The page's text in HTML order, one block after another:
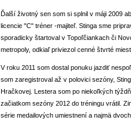
Ďalší životný sen som si splnil v máji 2009
licencie "C" tréner -majiteľ. Stinga sme
sporadicky štartoval v Topoľčiankach či
metropoly, odkiaľ priviezol cenné štvrté
V roku 2011 som dostal ponuku jazdiť
som zaregistroval až v polovici sezóny,
Hračkovej. Lestera som po niekoľkých
začiatkom sezóny 2012 do tréningu vrátil.
série medailových umiestnení a najmä